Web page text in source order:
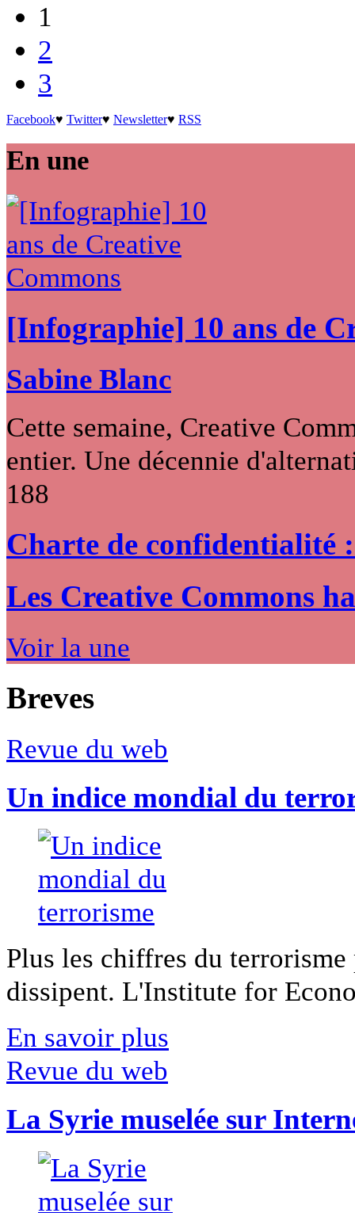
1
2
3
Facebook♥ Twitter♥ Newsletter♥ RSS
En une
[Infographie] 10 ans de
Sabine Blanc
Cette semaine, Creative
entier. Une décennie
188
Charte de confidentialité
Les Creative Commons
Voir la une
Breves
Revue du web
Un indice mondial du
Plus les chiffres du
dissipent. L'Institute for
En savoir plus
Revue du web
La Syrie muselée sur